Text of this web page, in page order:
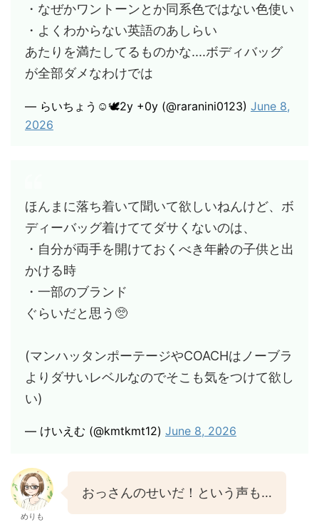
・なぜかワントーンとか同系色ではない色使い
・よくわからない英語のあしらい
あたりを満たしてるものかな....ボディバッグ
が全部ダメなわけでは
— らいちょう☺︎🕊2y +0y (@raranini0123) June 8,
2026
ほんまに落ち着いて聞いて欲しいねんけど、ボ
ディーバッグ着けててダサくないのは、
・自分が両手を開けておくべき年齢の子供と出
かける時
・一部のブランド
ぐらいだと思う🥺
(マンハッタンポーテージやCOACHはノーブラ
よりダサいレベルなのでそこも気をつけて欲し
い)
— けいえむ (@kmtkmt12) June 8, 2026
めりも
おっさんのせいだ！という声も…